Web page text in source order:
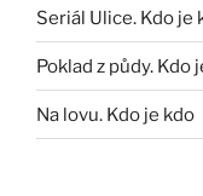
Seriál Ulice. Kdo je
Poklad z půdy. Kdo
Na lovu. Kdo je kdo